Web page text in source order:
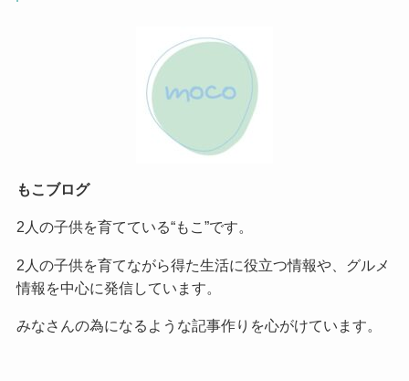
もこブログ
2人の子供を育てている“もこ”です。
2人の子供を育てながら得た生活に役立つ情報や、グルメ
情報を中心に発信しています。
みなさんの為になるような記事作りを心がけています。